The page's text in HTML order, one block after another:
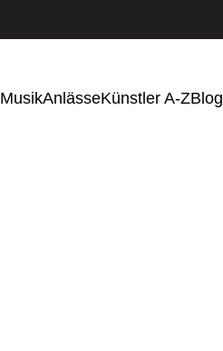
MusikAnlässeKünstler A-ZBlog